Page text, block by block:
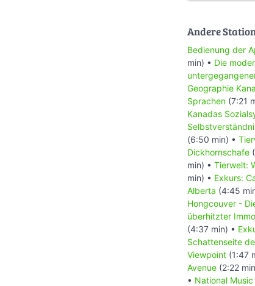
Andere
Bedienung der
min) • Die
Geographie
Sprachen (7:21
Kanadas
(6:50 min) •
Dickhornschafe
min) • Tierwelt:
min) • Exkurs:
Alberta (4:45
Hongcouver -
überhitzter
(4:37 min) •
Schattenseite
Viewpoint (1:47
Avenue (2:22
• National